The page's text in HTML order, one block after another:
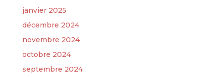
janvier 2025
décembre 2024
novembre 2024
octobre 2024
septembre 2024